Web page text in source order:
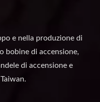
e nella produzione di
bobine di accensione,
di accensione e